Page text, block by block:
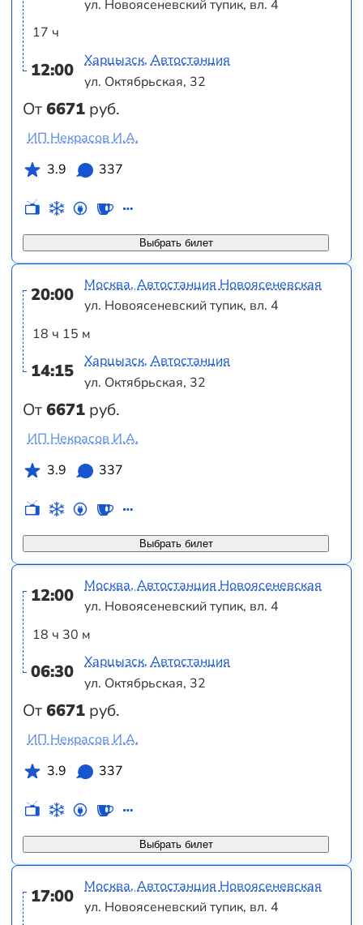
17 ч
12:00
От6671 руб.
ул. Новоясеневский тупик, вл. 4
Харцызск, Автостанция
ул. Октябрьская, 32
Выбрать билет
ИП Некрасов И.А.
3.9
337
20:00
18 ч 15 м
14:15
От6671 руб.
Москва, Автостанция Новоясеневская
ул. Новоясеневский тупик, вл. 4
Харцызск, Автостанция
ул. Октябрьская, 32
Выбрать билет
ИП Некрасов И.А.
3.9
337
12:00
18 ч 30 м
06:30
От6671 руб.
Москва, Автостанция Новоясеневская
ул. Новоясеневский тупик, вл. 4
Харцызск, Автостанция
ул. Октябрьская, 32
Выбрать билет
ИП Некрасов И.А.
3.9
337
17:00
Москва, Автостанция Новоясеневская
ул. Новоясеневский тупик, вл. 4